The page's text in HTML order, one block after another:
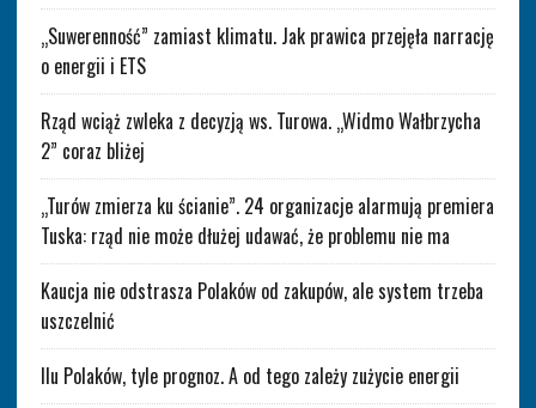
„Suwerenność” zamiast klimatu. Jak prawica przejęła narrację
o energii i ETS
Rząd wciąż zwleka z decyzją ws. Turowa. „Widmo Wałbrzycha
2” coraz bliżej
„Turów zmierza ku ścianie”. 24 organizacje alarmują premiera
Tuska: rząd nie może dłużej udawać, że problemu nie ma
Kaucja nie odstrasza Polaków od zakupów, ale system trzeba
uszczelnić
Ilu Polaków, tyle prognoz. A od tego zależy zużycie energii